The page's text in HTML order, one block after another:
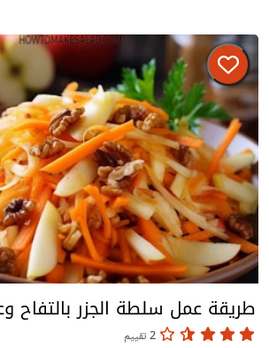
طريقة عمل سلطة الجزر بالتفاح
2 تقييم